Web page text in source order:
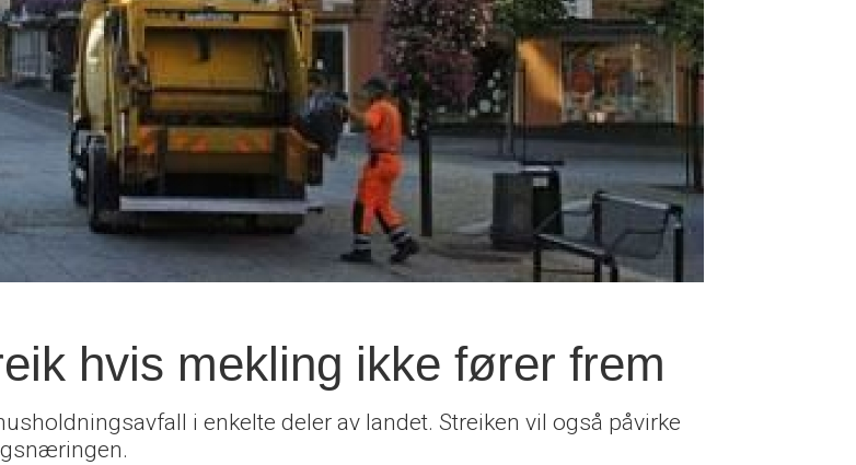
hvis mekling ikke fører frem
i enkelte deler av landet. Streiken vil også påvirke